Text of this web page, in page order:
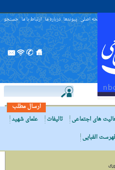
صفحه اصلی پیوندها درباره ما ارتباط با ما جستجو
ارسال مطلب
های اجتماعی تالیفات
علمای شهید
الفبایی